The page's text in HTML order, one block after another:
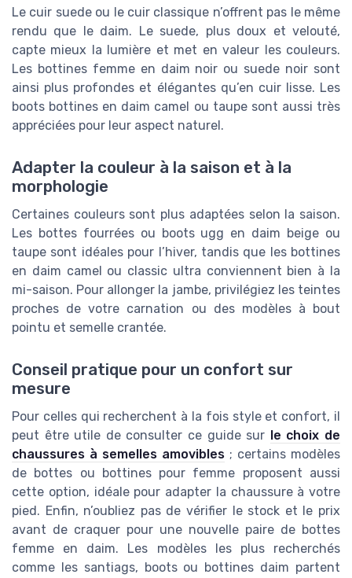
Le cuir suede ou le cuir classique n’offrent pas le même
rendu que le daim. Le suede, plus doux et velouté,
capte mieux la lumière et met en valeur les couleurs.
Les bottines femme en daim noir ou suede noir sont
ainsi plus profondes et élégantes qu’en cuir lisse. Les
boots bottines en daim camel ou taupe sont aussi très
appréciées pour leur aspect naturel.
Adapter la couleur à la saison et à la
morphologie
Certaines couleurs sont plus adaptées selon la saison.
Les bottes fourrées ou boots ugg en daim beige ou
taupe sont idéales pour l’hiver, tandis que les bottines
en daim camel ou classic ultra conviennent bien à la
mi-saison. Pour allonger la jambe, privilégiez les teintes
proches de votre carnation ou des modèles à bout
pointu et semelle crantée.
Conseil pratique pour un confort sur
mesure
Pour celles qui recherchent à la fois style et confort, il
peut être utile de consulter ce guide sur
le choix de
chaussures à semelles amovibles ; certains modèles
de bottes ou bottines pour femme proposent aussi
cette option, idéale pour adapter la chaussure à votre
pied. Enfin, n’oubliez pas de vérifier le stock et le prix
avant de craquer pour une nouvelle paire de bottes
femme en daim. Les modèles les plus recherchés
comme les santiags, boots ou bottines daim partent